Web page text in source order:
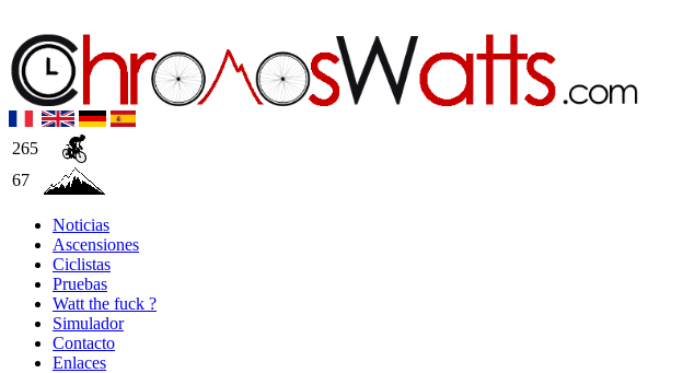
265
67
Noticias
Ascensiones
Ciclistas
Pruebas
Watt the fuck ?
Simulador
Contacto
Enlaces